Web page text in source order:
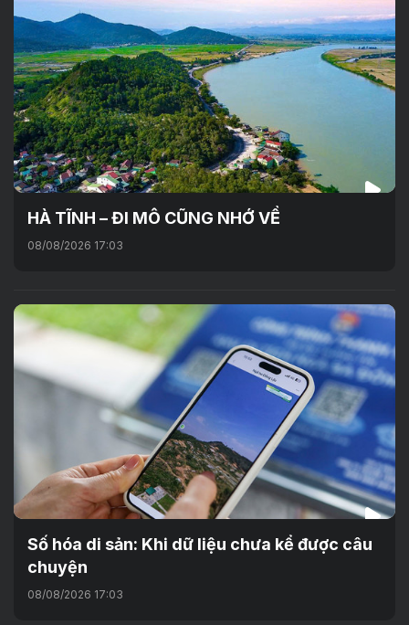
HÀ TĨNH – ĐI MÔ CŨNG NHỚ VỀ
08/08/2026 17:03
Số hóa di sản: Khi dữ liệu chưa kể được câu
chuyện
08/08/2026 17:03